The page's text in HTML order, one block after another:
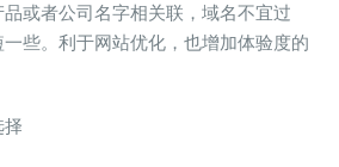
或者公司名字相关联，域名不宜过
些。利于网站优化，也增加体验度的
择